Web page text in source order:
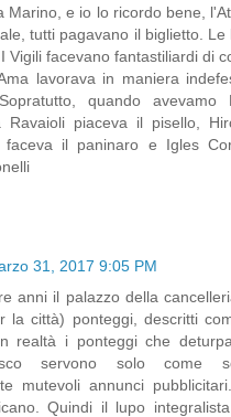
Marino, e io lo ricordo bene,
tutti pagavano il biglietto.
Vigili facevano fantastiliardi di
lavorava in maniera
quando avevamo
Ravaioli piaceva il pisello,
faceva il paninaro e Igles
31, 2017 9:05 PM
anni il palazzo della
la città) ponteggi, descritti
realtà i ponteggi che
servono solo come
mutevoli annunci
Quindi il lupo